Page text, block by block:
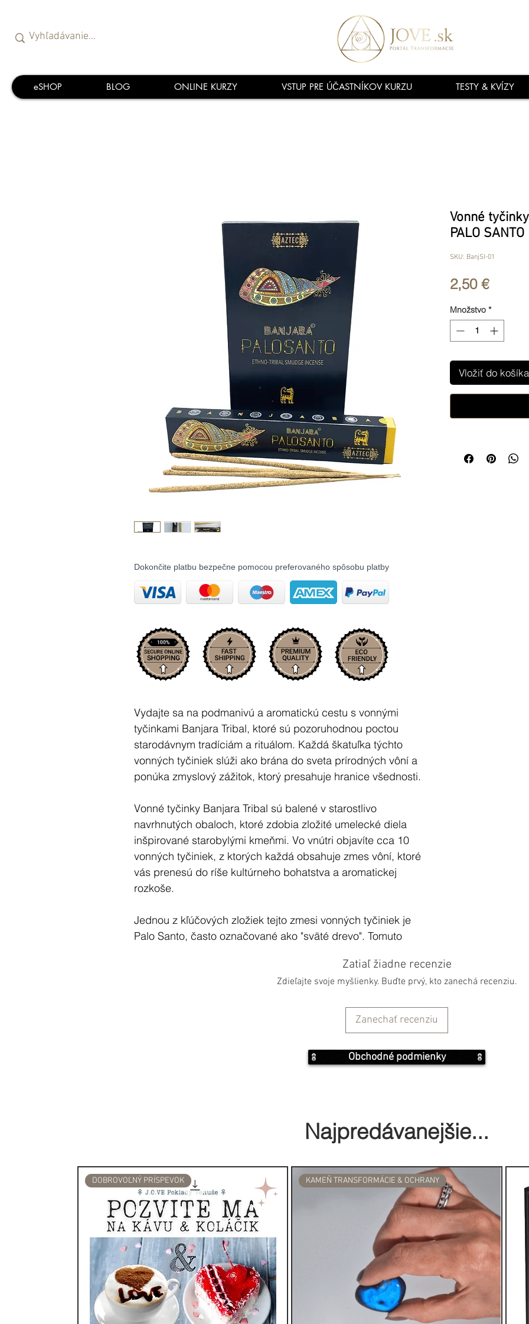
eSHOP BLOG ONLINE KURZY VSTUP PRE ÚČASTNÍKOV KURZU TESTY & KVÍZY
Dokončite platbu bezpečne pomocou preferovaného spôsobu platby
Vydajte sa na podmanivú a aromatickú cestu s vonnými
tyčinkami Banjara Tribal, ktoré sú pozoruhodnou poctou
starodávnym tradíciám a rituálom. Každá škatuľka týchto
vonných tyčiniek slúži ako brána do sveta prírodných vôní a
ponúka zmyslový zážitok, ktorý presahuje hranice všednosti.
Vonné tyčinky Banjara Tribal sú balené v starostlivo
navrhnutých obaloch, ktoré zdobia zložité umelecké diela
inšpirované starobylými kmeňmi. Vo vnútri objavíte cca 10
vonných tyčiniek, z ktorých každá obsahuje zmes vôní, ktoré
vás prenesú do ríše kultúrneho bohatstva a aromatickej
rozkoše.
Jednou z kľúčových zložiek tejto zmesi vonných tyčiniek je
Palo Santo, často označované ako "sväté drevo". Tomuto
rôznych tropických oblastiach po celej Amerike. Má hlbokú
históriu používania domorodými šamanmi a komunitami, ktoré
Posvätné drevo, listy a olej Palo Santo sú úzko späté so
starobylými rituálmi a obradmi. Domorodí šamani využívali
pozemským a božským, ktorý podporuje harmóniu a
Keď zapálite vonné tyčinky Banjara Tribal, stanete sa
súčasťou tradície, ktorá presahuje kultúry a epochy, a ponoríte
sa do očarujúcich vôní, ktoré prekonali čas a hranice. Jemné
kúdoly voňavého dymu, ktoré sa vznášajú vo vzduchu, nesú
so sebou esenciu starobylej múdrosti a úcty a pozývajú vás
zažiť hlboké a sugestívne vône, ktoré si ctili celé generácie...
História a magické využitie Palo Santa:
Palo Santo bolo už od pradávna používané, hlavne pre
magické a liečebné účely. Má veľmi výrazné očistné účinky a
Vonné
PALO SANTO
SKU: BanjSI-01
2,50 €Price
Množstvo *
Vložiť do košíka
Zatiaľ žiadne recenzie
Zdieľajte svoje myšlienky. Buďte prvý, kto zanechá recenziu.
Zanechať recenziu
Obchodné podmienky
Najpredávanejšie...
DOBROVOĽNÝ PRÍSPEVOK KAMEŇ TRANSFORMÁCIE & OCHRANY